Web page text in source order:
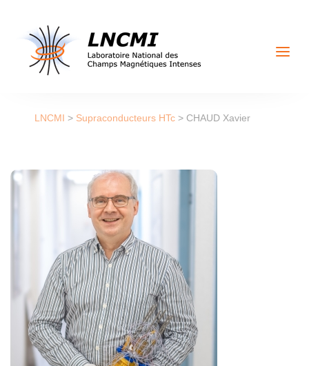
a
LNCMI > Supraconducteurs HTc> CHAUD Xavier